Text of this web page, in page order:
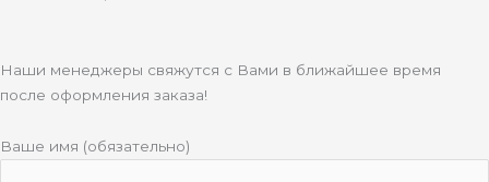
n
i
i
Наши менеджеры свяжутся с Вами в ближайшее время
после оформления заказа!
Ваше имя (обязательно)